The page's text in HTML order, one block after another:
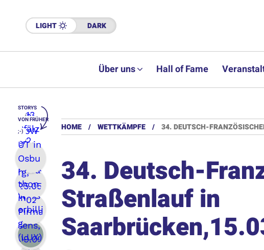
LIGHT DARK
Über uns Hall of Fame
HOME WETTKÄMPFE 34. DEUTSCH-
34. Deutsch-
Straßenlauf in
STORYS
VON FRÜHER
;-)